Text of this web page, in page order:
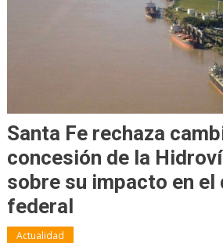
Santa Fe rechaza
concesión de la
sobre su impacto en
federal
Actualidad